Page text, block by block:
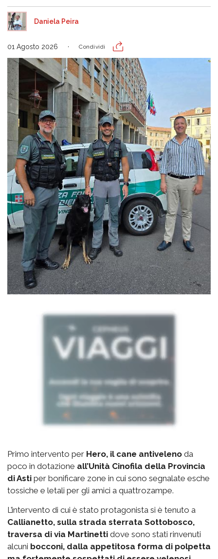
Daniela Peira
01 Agosto 2026 Condividi
Primo intervento per Hero, il cane antiveleno da
poco in dotazione all’Unità Cinofila della Provincia
di Asti per bonificare zone in cui sono segnalate esche
tossiche e letali per gli amici a quattrozampe.
L’intervento di cui è stato protagonista si è tenuto a
Callianetto, sulla strada sterrata Sottobosco,
traversa di via Martinetti dove sono stati rinvenuti
alcuni bocconi, dalla appetitosa forma di polpetta